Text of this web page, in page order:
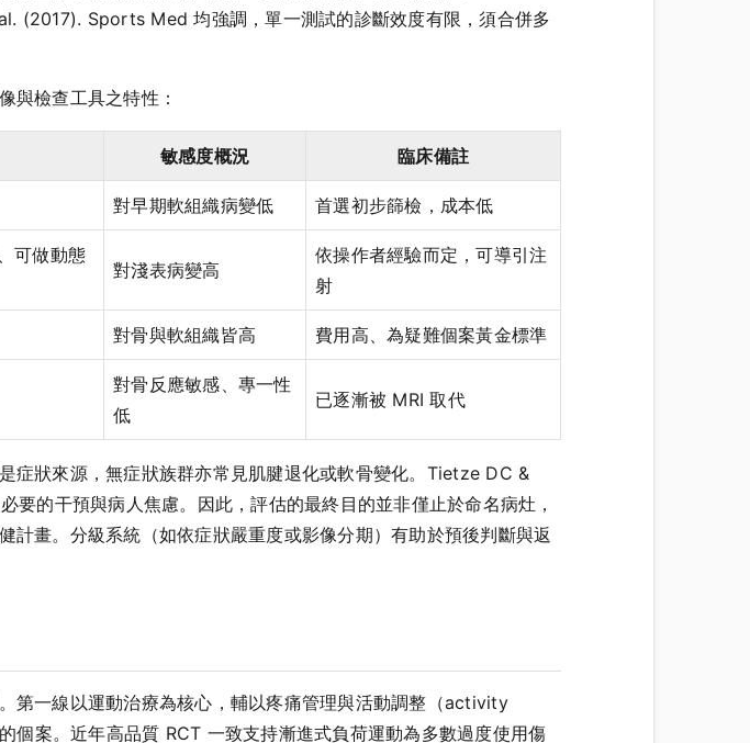
Sports Med 均強調，單一測試的診斷效度有限，須合併多
與檢查工具之特性：
敏感度概況 臨床備註
對早期軟組織病變低 首選初步篩檢，成本低
可做動態
對淺表病變高
依操作者經驗而定，可導引注
射
對骨與軟組織皆高 費用高、為疑難個案黃金標準
對骨反應敏感、專一性
低
已逐漸被 MRI 取代
狀來源，無症狀族群亦常見肌腱退化或軟骨變化。Tietze DC &
的干預與病人焦慮。因此，評估的最終目的並非僅止於命名病灶，
畫。分級系統（如依症狀嚴重度或影像分期）有助於預後判斷與返
第一線以運動治療為核心，輔以疼痛管理與活動調整（activity
案。近年高品質 RCT 一致支持漸進式負荷運動為多數過度使用傷